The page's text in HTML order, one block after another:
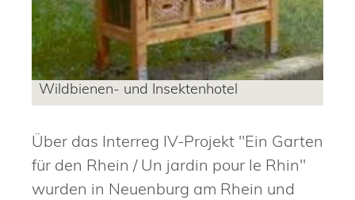
Wildbienen- und Insektenhotel
Über das Interreg IV-Projekt "Ein Garten
für den Rhein / Un jardin pour le Rhin"
wurden in Neuenburg am Rhein und